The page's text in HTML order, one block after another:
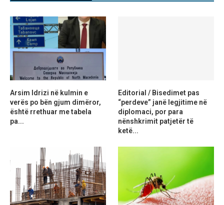
Arsim Idrizi në kulmin e
verës po bën gjum dimëror,
është rrethuar me tabela
pa...
Editorial / Bisedimet pas
“perdeve” janë legjitime në
diplomaci, por para
nënshkrimit patjetër të
ketë...